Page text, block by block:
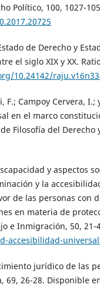
Político, 100, 1027-
de Derecho y
el siglo XIX y XX.
10.24142/
F.; Campoy Cervera, I.;
en el marco
Filosofía del Derecho
y aspectos
y la
de las personas con
en materia de
e Inmigración, 50, 21-
accesibilidad-
jurídico de las
69, 26-28. Disponible